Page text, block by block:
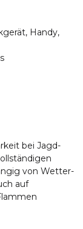
Handy,
bei Jagd-
von Wetter-
auf